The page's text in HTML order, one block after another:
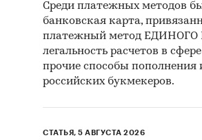
Среди платежных методов
банковская карта,
платежный метод
легальность расчетов в
прочие способы пополнения
российских букмекеров.
СТАТЬЯ, 5 АВГУСТА 2026